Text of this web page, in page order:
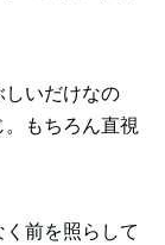
いだけなの
もちろん直視
前を照らして